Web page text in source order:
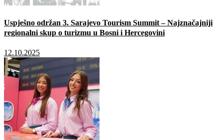
Uspješno održan 3. Sarajevo Tourism Summit – Najznačajniji
regionalni skup o turizmu u Bosni i Hercegovini
12.10.2025